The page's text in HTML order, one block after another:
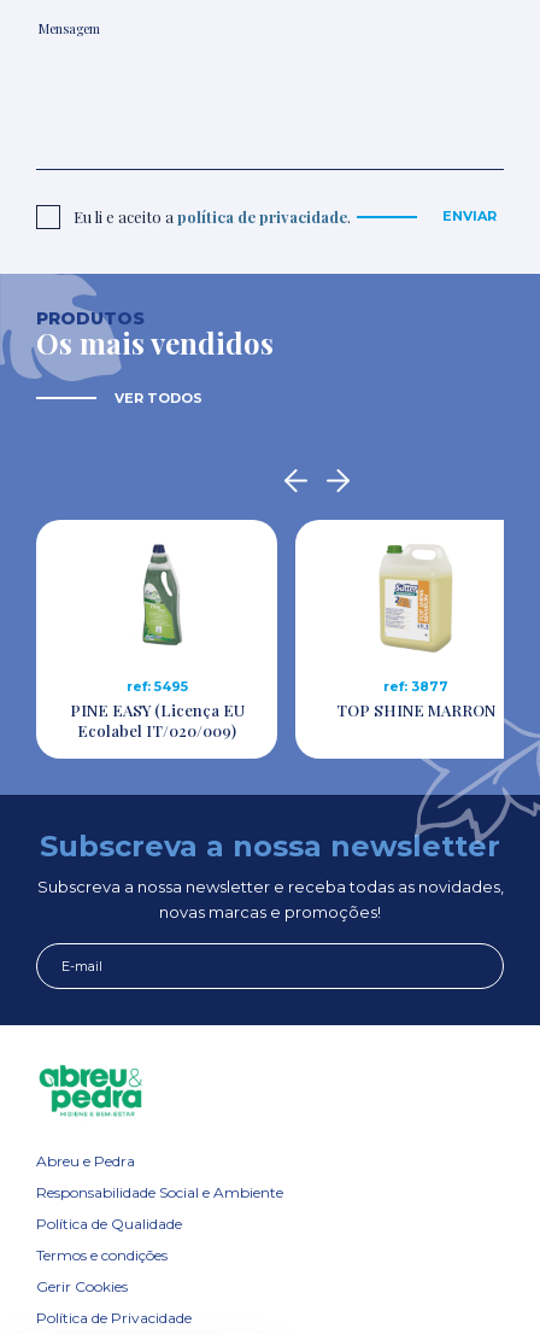
Eu li e aceito a política de privacidade. ENVIAR
PRODUTOS
Os mais vendidos
VER TODOS
ref: 5495
PINE EASY (Licença EU
Ecolabel IT/020/009)
ref: 3877
TOP SHINE MARRON
Subscreva a nossa newsletter
Subscreva a nossa newsletter e receba todas as novidades,
novas marcas e promoções!
Abreu e Pedra
Responsabilidade Social e Ambiente
Política de Qualidade
Termos e condições
Gerir Cookies
Política de Privacidade